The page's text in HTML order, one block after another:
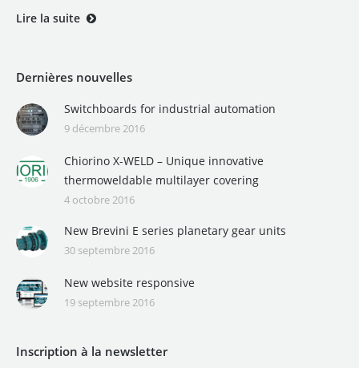
Lire la suite
Dernières nouvelles
Switchboards for industrial automation
9 décembre 2016
Chiorino X-WELD – Unique innovative
thermoweldable multilayer covering
4 octobre 2016
New Brevini E series planetary gear units
30 septembre 2016
New website responsive
19 septembre 2016
Inscription à la newsletter